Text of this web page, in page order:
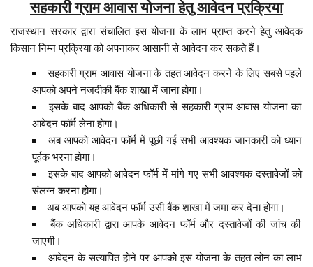
सहकारी ग्राम आवास योजना हेतु आवेदन प्रक्रिया
राजस्थान सरकार द्वारा संचालित इस योजना के लाभ प्राप्त करने हेतु आवेदक
किसान निम्न प्रक्रिया को अपनाकर आसानी से आवेदन कर सकते हैं।
सहकारी ग्राम आवास योजना के तहत आवेदन करने के लिए सबसे पहले
आपको अपने नजदीकी बैंक शाखा में जाना होगा।
इसके बाद आपको बैंक अधिकारी से सहकारी ग्राम आवास योजना का
आवेदन फॉर्म लेना होगा।
अब आपको आवेदन फॉर्म में पूछी गई सभी आवश्यक जानकारी को ध्यान
पूर्वक भरना होगा।
इसके बाद आपको आवेदन फॉर्म में मांगे गए सभी आवश्यक दस्तावेजों को
संलग्न करना होगा।
अब आपको यह आवेदन फॉर्म उसी बैंक शाखा में जमा कर देना होगा।
बैंक अधिकारी द्वारा आपके आवेदन फॉर्म और दस्तावेजों की जांच की
जाएगी।
आवेदन के सत्यापित होने पर आपको इस योजना के तहत लोन का लाभ